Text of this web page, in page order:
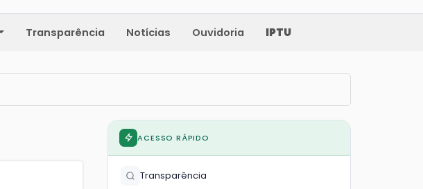
Transparência Notícias Ouvidoria IPTU
ACESSO RÁPIDO
Transparência